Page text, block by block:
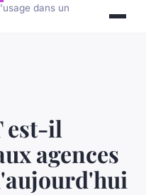
dans un
est-il
agences